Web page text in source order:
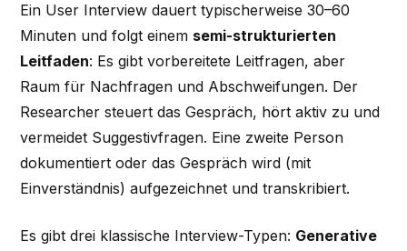
Ein User Interview dauert typischerweise 30–60
Minuten und folgt einem semi-strukturierten
Leitfaden: Es gibt vorbereitete Leitfragen, aber
Raum für Nachfragen und Abschweifungen. Der
Researcher steuert das Gespräch, hört aktiv zu und
vermeidet Suggestivfragen. Eine zweite Person
dokumentiert oder das Gespräch wird (mit
Einverständnis) aufgezeichnet und transkribiert.
Es gibt drei klassische Interview-Typen: Generative